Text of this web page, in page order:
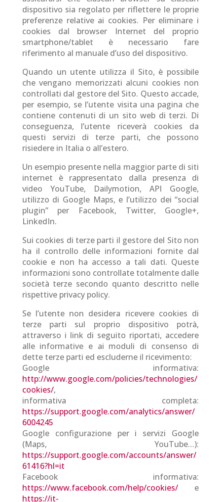
dispositivo sia regolato per riflettere le proprie
preferenze relative ai cookies. Per eliminare i
cookies dal browser Internet del proprio
smartphone/tablet è necessario fare
riferimento al manuale d’uso del dispositivo.
Quando un utente utilizza il Sito, è possibile
che vengano memorizzati alcuni cookies non
controllati dal gestore del Sito. Questo accade,
per esempio, se l’utente visita una pagina che
contiene contenuti di un sito web di terzi. Di
conseguenza, l’utente riceverà cookies da
questi servizi di terze parti, che possono
risiedere in Italia o all’estero.
Un esempio presente nella maggior parte di siti
internet è rappresentato dalla presenza di
video YouTube, Dailymotion, API Google,
utilizzo di Google Maps, e l’utilizzo dei “social
plugin” per Facebook, Twitter, Google+,
LinkedIn.
Sui cookies di terze parti il gestore del Sito non
ha il controllo delle informazioni fornite dal
cookie e non ha accesso a tali dati. Queste
informazioni sono controllate totalmente dalle
società terze secondo quanto descritto nelle
rispettive privacy policy.
Se l’utente non desidera ricevere cookies di
terze parti sul proprio dispositivo potrà,
attraverso i link di seguito riportati, accedere
alle informative e ai moduli di consenso di
dette terze parti ed escluderne il ricevimento:
Google informativa:
http://www.google.com/policies/technologies/
cookies/,
informativa completa:
https://support.google.com/analytics/answer/
6004245
Google configurazione per i servizi Google
(Maps, YouTube…):
https://support.google.com/accounts/answer/
61416?hl=it
Facebook informativa:
https://www.facebook.com/help/cookies/e
https://it-